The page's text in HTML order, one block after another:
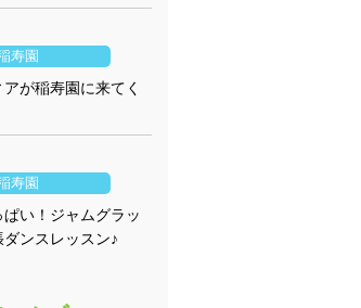
寿園
が稲寿園に来てく
寿園
い！ジャムグラッ
ダンスレッスン♪